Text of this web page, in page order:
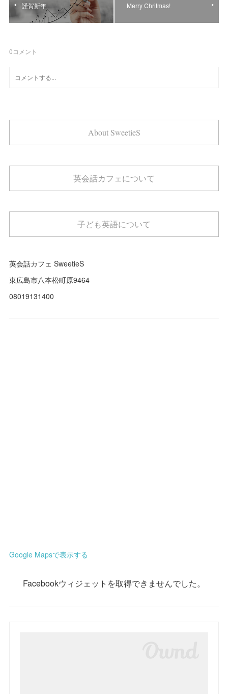
謹賀新年 Merry Chritmas!
0コメント
About SweetieS
英会話カフェについて
子ども英語について
英会話カフェ SweetieS
東広島市八本松町原9464
08019131400
Google Mapsで表示する
Facebookウィジェットを取得できませんでした。